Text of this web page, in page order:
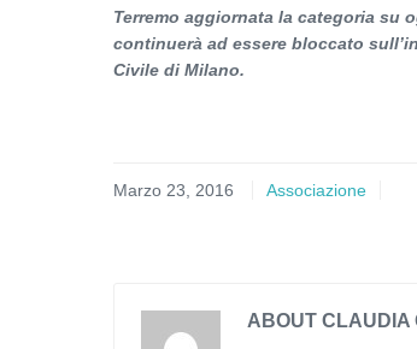
Terremo aggiornata la categoria su
continuerà ad essere bloccato
Civile di Milano.
Marzo 23, 2016 Associazione
ABOUT CLAUDIA